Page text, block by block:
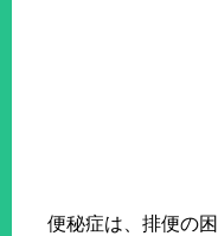
便秘症は、排便の